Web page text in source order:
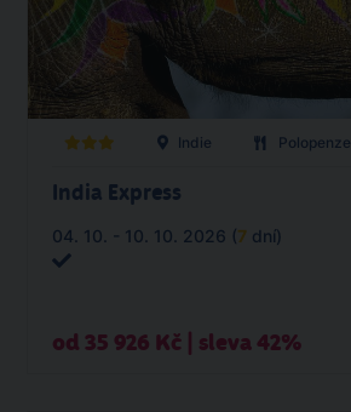
Indie Polopenze
India Express
04. 10. - 10. 10. 2026 (7 dní)
od 35 926 Kč | sleva 42%